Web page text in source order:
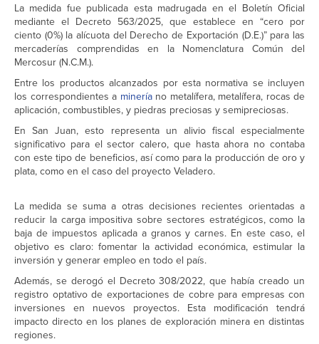
La medida fue publicada esta madrugada en el Boletín Oficial
mediante el Decreto 563/2025, que establece en “cero por
ciento (0%) la alícuota del Derecho de Exportación (D.E.)” para las
mercaderías comprendidas en la Nomenclatura Común del
Mercosur (N.C.M.).
Entre los productos alcanzados por esta normativa se incluyen
los correspondientes a mineríano metalífera, metalífera, rocas de
aplicación, combustibles, y piedras preciosas y semipreciosas.
En San Juan, esto representa un alivio fiscal especialmente
significativo para el sector calero, que hasta ahora no contaba
con este tipo de beneficios, así como para la producción de oro y
plata, como en el caso del proyecto Veladero.
La medida se suma a otras decisiones recientes orientadas a
reducir la carga impositiva sobre sectores estratégicos, como la
baja de impuestos aplicada a granos y carnes. En este caso, el
objetivo es claro: fomentar la actividad económica, estimular la
inversión y generar empleo en todo el país.
Además, se derogó el Decreto 308/2022, que había creado un
registro optativo de exportaciones de cobre para empresas con
inversiones en nuevos proyectos. Esta modificación tendrá
impacto directo en los planes de exploración minera en distintas
regiones.